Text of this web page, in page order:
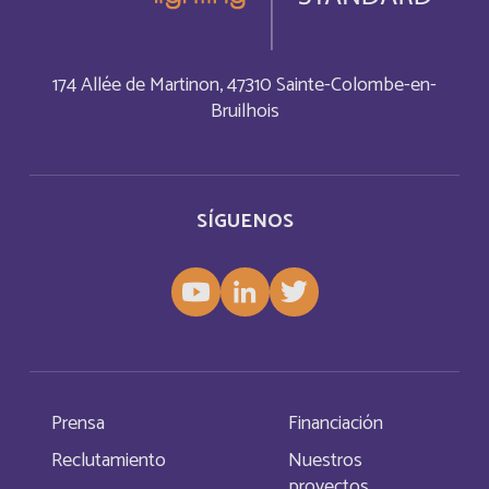
SÍGUENOS
174 Allée de Martinon, 47310 Sainte-Colombe-en-
Bruilhois
Prensa
Financiación
Reclutamiento
Nuestros
Chypre Français
Cocos (Keeling) Islands
Cook Islands
Costa Rica Français